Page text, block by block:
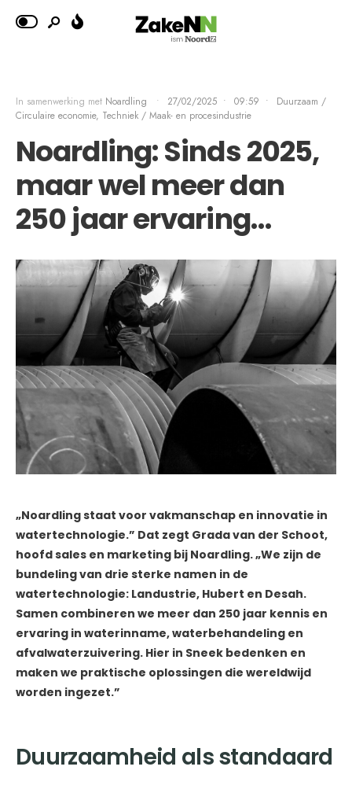
In samenwerking met Noardling • 27/02/2025 • 09:59 •
Duurzaam /
Circulaire economie, Techniek / Maak- en procesindustrie
Noardling: Sinds 2025,
maar wel meer dan
250 jaar ervaring…
„Noardling staat voor vakmanschap en innovatie in
watertechnologie.” Dat zegt Grada van der Schoot,
hoofd sales en marketing bij Noardling. „We zijn de
bundeling van drie sterke namen in de
watertechnologie: Landustrie, Hubert en Desah.
Samen combineren we meer dan 250 jaar kennis en
ervaring in waterinname, waterbehandeling en
afvalwaterzuivering. Hier in Sneek bedenken en
maken we praktische oplossingen die wereldwijd
worden ingezet.”
Duurzaamheid als standaard